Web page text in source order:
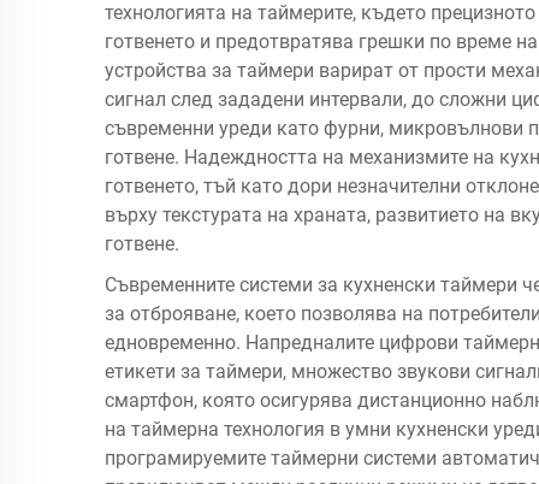
технологията на таймерите, където
готвенето и предотвратява грешки по време
устройства за таймери варират от прости
сигнал след зададени интервали, до сложни
съвременни уреди като фурни, микровълнови
готвене. Надеждността на механизмите на
готвенето, тъй като дори незначителни
върху текстурата на храната, развитието на
готвене.
Съвременните системи за кухненски таймери
за отброяване, което позволява на
едновременно. Напредналите цифрови
етикети за таймери, множество звукови
смартфон, която осигурява дистанционно
на таймерна технология в умни кухненски
програмируемите таймерни системи